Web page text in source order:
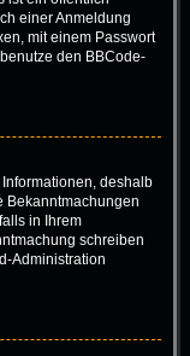
einer Anmeldung
mit einem Passwort
den BBCode-
deshalb
Bekanntmachungen
in Ihrem
schreiben
Administration